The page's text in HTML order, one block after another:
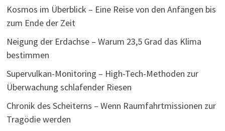
Kosmos im Überblick – Eine Reise von den Anfängen bis
zum Ende der Zeit
Neigung der Erdachse – Warum 23,5 Grad das Klima
bestimmen
Supervulkan-Monitoring – High-Tech-Methoden zur
Überwachung schlafender Riesen
Chronik des Scheiterns – Wenn Raumfahrtmissionen zur
Tragödie werden